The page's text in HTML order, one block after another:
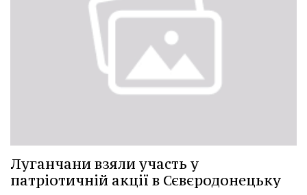
Луганчани взяли участь у
патріотичній акції в Сєвєродонецьку